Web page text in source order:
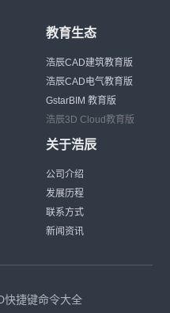
教育生态
浩辰CAD建筑教育版
浩辰CAD电气教育版
GstarBIM 教育版
浩辰3D Cloud教育版
关于浩辰
公司介绍
发展历程
联系方式
新闻资讯
快捷键命令大全